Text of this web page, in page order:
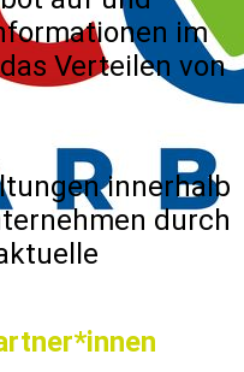
im
Verteilen von
innerhalb
durch